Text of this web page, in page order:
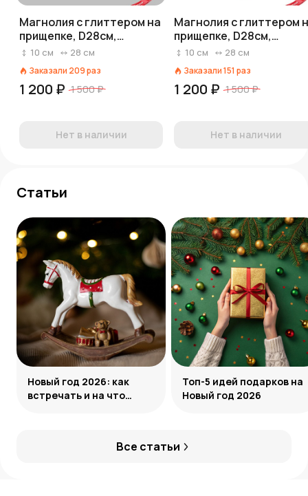
Магнолия с глиттером на
прищепке, D28см,
розовый
10 см 28 см
Заказали 209раз
1 200 ₽ 1 500 ₽
Нет в наличии
Магнолия с глиттером
прищепке, D28см,
фиолетовый
10 см 28 см
Заказали151 раз
1 200 ₽ 1 500 ₽
Нет в наличии
Статьи
Все статьи
Новый год 2026: как
встречать и на что
Топ-5 идей подарков на
Новый год 2026